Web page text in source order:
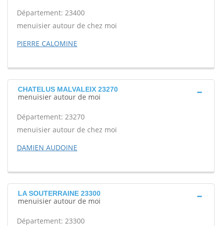
Département: 23400
menuisier autour de chez moi
PIERRE CALOMINE
CHATELUS MALVALEIX 23270
menuisier autour de moi
Département: 23270
menuisier autour de chez moi
DAMIEN AUDOINE
LA SOUTERRAINE 23300
menuisier autour de moi
Département: 23300